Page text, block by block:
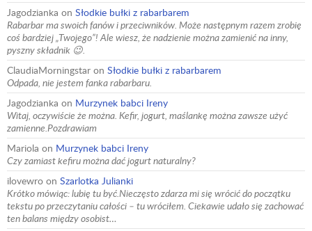
Jagodzianka on Słodkie bułki z rabarbarem
Rabarbar ma swoich fanów i przeciwników. Może następnym razem zrobię
coś bardziej „Twojego”! Ale wiesz, że nadzienie można zamienić na inny,
pyszny składnik 😉.
ClaudiaMorningstar on Słodkie bułki z rabarbarem
Odpada, nie jestem fanka rabarbaru.
Jagodzianka on Murzynek babci Ireny
Witaj, oczywiście że można. Kefir, jogurt, maślankę można zawsze użyć
zamienne.Pozdrawiam
Mariola on Murzynek babci Ireny
Czy zamiast kefiru można dać jogurt naturalny?
ilovewro on Szarlotka Julianki
Krótko mówiąc: lubię tu być.Nieczęsto zdarza mi się wrócić do początku
tekstu po przeczytaniu całości – tu wróciłem. Ciekawie udało się zachować
ten balans między osobist…